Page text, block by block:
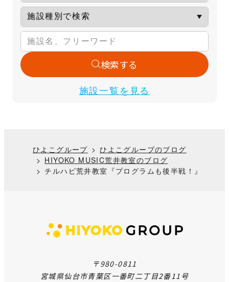
施設一覧を見る
検索する
ひよこグループ
ひよこグループのブログ
HIYOKO MUSIC荒井教室のブログ
チルハピ荒井教室『プログラムも後半戦！』
〒980-0811
宮城県仙台市青葉区一番町二丁目2番11号